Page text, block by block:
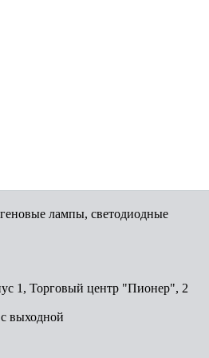
лампы, светодиодные
1, Торговый центр "Пионер", 2
выходной